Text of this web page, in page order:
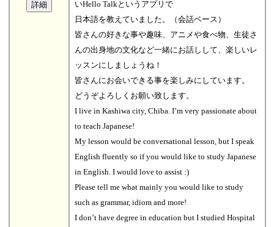
いHello Talkというアプリで
日本語を教えていました。（会話ベース）
皆さんの好きな事や趣味、アニメや食べ物、生徒さ
んの出身地の文化など一緒にお話しして、楽しいレ
ッスンにしましょうね！
皆さんにお会いできる事を楽しみにしています。
どうぞよろしくお願い致します。
I live in Kashiwa city, Chiba. I’m very passionate about
to teach Japanese!
My lesson would be conversational lesson, but I speak
English fluently so if you would like to study Japanese
in English. I would love to assist :)
Please tell me what mainly you would like to study
such as grammar, idiom and more!
I don’t have degree in education but I studied Hospital